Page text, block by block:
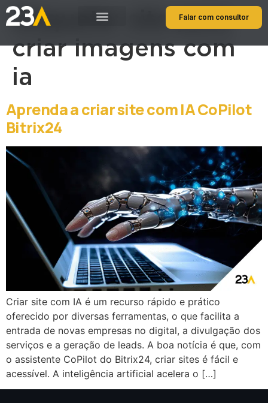
Falar com consultor
Etiqueta:
site para
criar imagens com
ia
Aprenda a criar site com IA CoPilot
Bitrix24
Criar site com IA é um recurso rápido e prático
oferecido por diversas ferramentas, o que facilita a
entrada de novas empresas no digital, a divulgação dos
serviços e a geração de leads. A boa notícia é que, com
o assistente CoPilot do Bitrix24, criar sites é fácil e
acessível. A inteligência artificial acelera o […]